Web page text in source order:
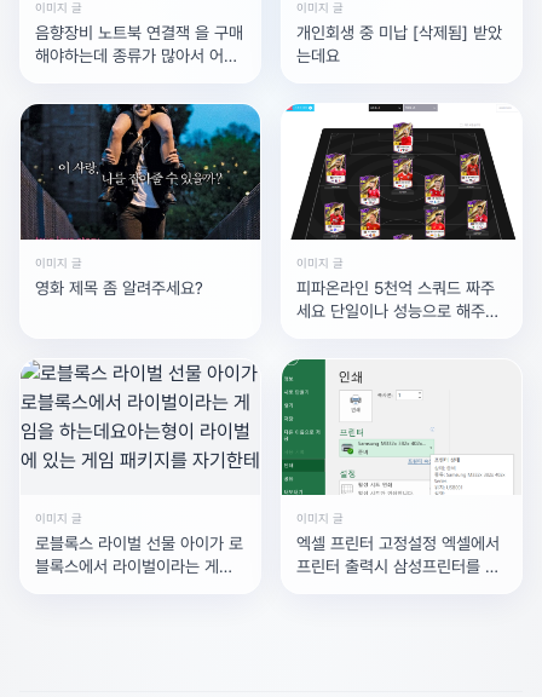
이미지 글
음향장비 노트북 연결잭 을 구매
해야하는데 종류가 많아서 어떤
진에 있는 음향장비에요
이미지 글
개인회생 중 미납 [삭제됨] 받았
는데요
이미지 글
영화 제목 좀 알려주세요?
이미지 글
피파온라인 5천억 스쿼드 짜주
세요 단일이나 성능으로 해주세
주세요
이미지 글
로블록스 라이벌 선물 아이가 로
블록스에서 라이벌이라는 게임
이미지 글
엑셀 프린터 고정설정 엑셀에서
프린터 출력시 삼성프린터를 사